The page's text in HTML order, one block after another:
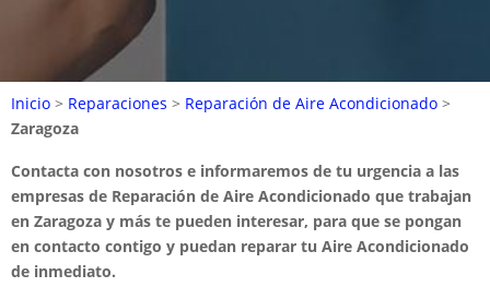
Inicio > Reparaciones > Reparación de Aire Acondicionado >
Zaragoza
Contacta con nosotros e informaremos de tu urgencia a las
empresas de Reparación de Aire Acondicionado que trabajan
en Zaragoza y más te pueden interesar, para que se pongan
en contacto contigo y puedan reparar tu Aire Acondicionado
de inmediato.